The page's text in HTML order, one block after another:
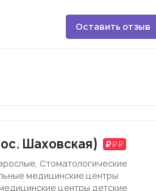
Оставить отзыв
Шаховская)
Стоматологические
медицинские центры
центры детские